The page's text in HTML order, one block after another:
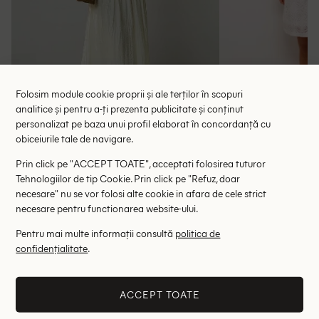
72.50 lei
RRP: 145.00 lei
Folosim module cookie proprii și ale terților în scopuri
analitice și pentru a-ți prezenta publicitate și conținut
personalizat pe baza unui profil elaborat în concordanță cu
obiceiurile tale de navigare.
Prin click pe "ACCEPT TOATE", acceptati folosirea tuturor
Tehnologiilor de tip Cookie. Prin click pe "Refuz, doar
necesare" nu se vor folosi alte cookie in afara de cele strict
necesare pentru functionarea website-ului.
Pentru mai multe informații consultă politica de
confidențialitate.
ACCEPT TOATE